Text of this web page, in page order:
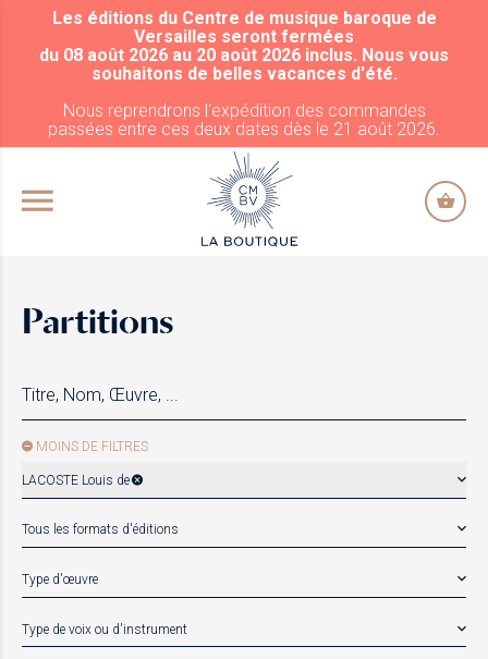
ALLER AU CONTENU PRINCIPAL
Les éditions du Centre de musique baroque de
Versailles seront fermées
du 08 août 2026 au 20 août 2026 inclus. Nous vous
souhaitons de belles vacances d'été.
Nous reprendrons l'expédition des commandes
passées entre ces deux dates dès le 21 août 2026.
Partitions
MOINS DE FILTRES
LACOSTE Louis de
Tous les formats d'éditions
Type d'œuvre
Type de voix ou d'instrument